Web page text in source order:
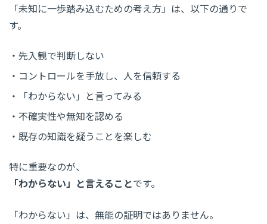
「未知に一歩踏み込むための考え方」は、以下の通りで
す。
先入観で判断しない
コントロールを手放し、人を信頼する
「わからない」と言ってみる
不確実性や無知を認める
既存の知識を疑うことを楽しむ
特に重要なのが、
「わからない」と言えることです。
「わからない」は、無能の証明ではありません。